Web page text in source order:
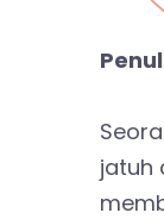
jatuh